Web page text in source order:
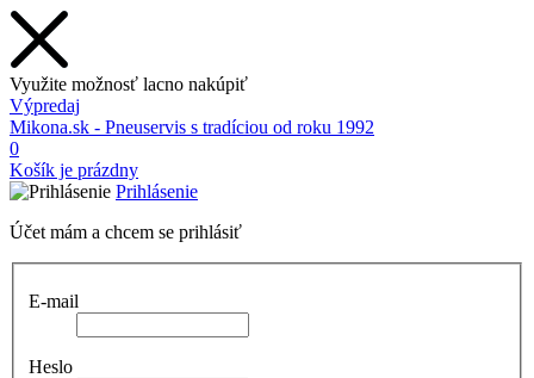
Využite možnosť lacno nakúpiť
Výpredaj
Mikona.sk - Pneuservis s tradíciou od roku 1992
0
Košík je prázdny
Prihlásenie
Účet mám a chcem se prihlásiť
E-mail
Heslo